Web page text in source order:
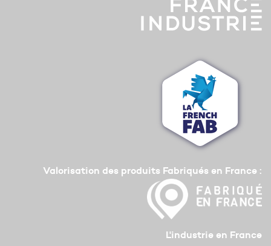
Valorisation des produits Fabriqués en France :
L'industrie en France